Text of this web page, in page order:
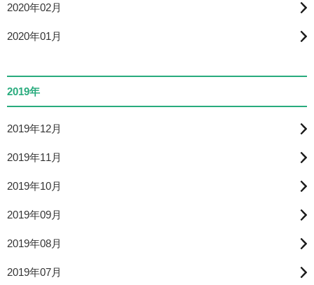
2020年02月
2020年01月
2019年
2019年12月
2019年11月
2019年10月
2019年09月
2019年08月
2019年07月